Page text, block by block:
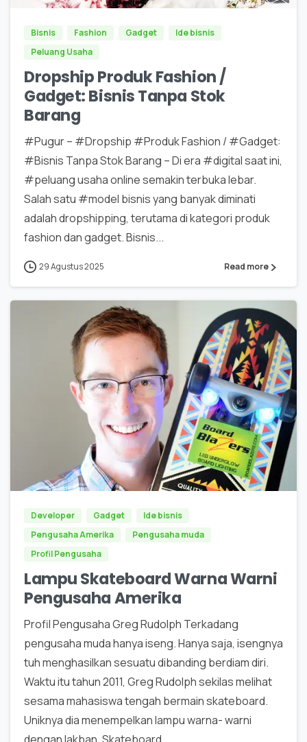
Bisnis Fashion Gadget
Ide bisnis
Peluang Usaha
Dropship Produk Fashion /
Gadget: Bisnis Tanpa Stok
Barang
#Pugur – #Dropship #Produk Fashion / #Gadget:
#Bisnis Tanpa Stok Barang – Di era #digital saat ini,
#peluang usaha online semakin terbuka lebar.
Salah satu #model bisnis yang banyak diminati
adalah dropshipping, terutama di kategori produk
fashion dan gadget. Bisnis...
29 Agustus 2025 Read more
0
Developer Gadget
Ide bisnis
Pengusaha Amerika
Pengusaha muda
Profil Pengusaha
Lampu Skateboard Warna Warni
Pengusaha Amerika
Profil Pengusaha Greg Rudolph Terkadang
pengusaha muda hanya iseng. Hanya saja, isengnya
tuh menghasilkan sesuatu dibanding berdiam diri.
Waktu itu tahun 2011, Greg Rudolph sekilas melihat
sesama mahasiswa tengah bermain skateboard.
Uniknya dia menempelkan lampu warna- warni
dengan lakban. Skateboard...